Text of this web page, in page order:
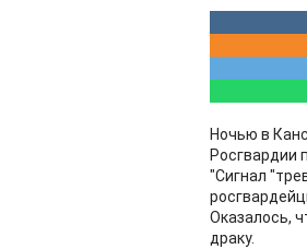
Ночью в
Росгвардии
"Сигнал
Оказалось,
драку.